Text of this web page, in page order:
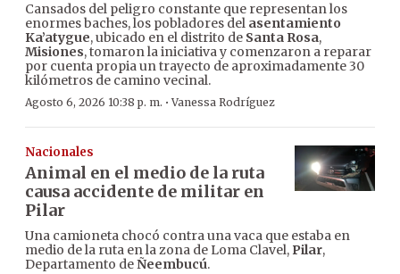
Cansados del peligro constante que representan los
enormes baches, los pobladores del asentamiento
Ka’atygue, ubicado en el distrito de Santa Rosa,
Misiones, tomaron la iniciativa y comenzaron a reparar
por cuenta propia un trayecto de aproximadamente 30
kilómetros de camino vecinal.
Agosto 6, 2026 10:38 p. m. ·Vanessa Rodríguez
Nacionales
Animal en el medio de la ruta
causa accidente de militar en
Pilar
Una camioneta chocó contra una vaca que estaba en
medio de la ruta en la zona de Loma Clavel, Pilar,
Departamento deÑeembucú.